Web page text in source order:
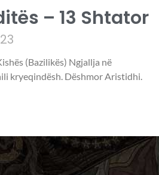
– 13 Shtator
(Bazilikës) Ngjallja në
kryeqindësh. Dëshmor Aristidhi.